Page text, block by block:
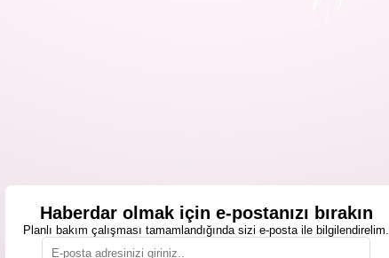
Haberdar olmak için e-postanızı bırakın
Planlı bakım çalışması tamamlandığında sizi e-posta ile bilgilendirelim.